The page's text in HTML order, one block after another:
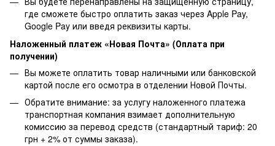
где сможете быстро оплатить заказ через Apple Pay,
Google Pay или введя реквизиты карты.
Наложенный платеж «Новая Почта» (Оплата при
получении)
Вы можете оплатить товар наличными или банковской
картой после его осмотра в отделении Новой Почты.
Обратите внимание: за услугу наложенного платежа
транспортная компания взимает дополнительную
комиссию за перевод средств (стандартный тариф: 20
грн + 2% от суммы заказа).